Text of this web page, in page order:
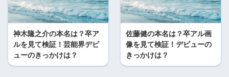
神木隆之介の本名は？卒ア
ルを見て検証！芸能界デビ
ューのきっかけは？
佐藤健の本名は？卒アル画
像を見て検証！デビューの
きっかけは？